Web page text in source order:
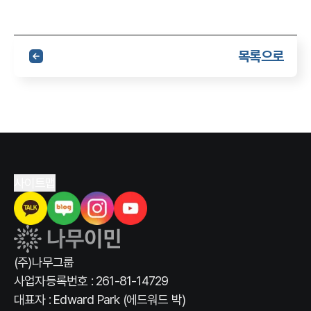
목록으로
(주)나무그룹
사업자등록번호 : 261-81-14729
대표자 : Edward Park (에드워드 박)